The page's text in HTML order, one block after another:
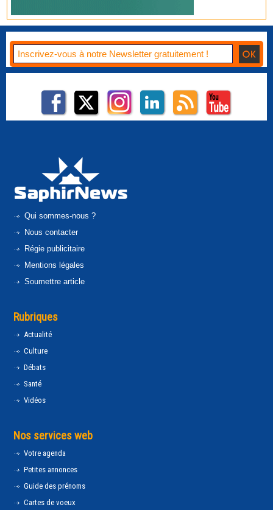
Qui sommes-nous ?
Nous contacter
Régie publicitaire
Mentions légales
Soumettre article
Rubriques
Actualité
Culture
Débats
Santé
Vidéos
Nos services web
Votre agenda
Petites annonces
Guide des prénoms
Cartes de voeux